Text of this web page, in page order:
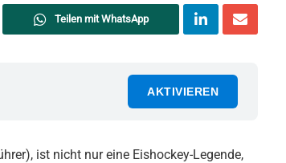
Teilen mit WhatsApp
AKTIVIEREN
ist nicht nur eine Eishockey-Legende,